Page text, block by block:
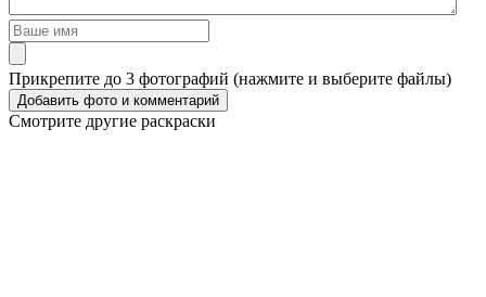
Прикрепите до 3 фотографий (нажмите и выберите файлы)
Смотрите другие раскраски